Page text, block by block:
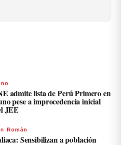
admite lista de Perú Primero en
pese a improcedencia inicial
JEE
Román
Sensibilizan a población